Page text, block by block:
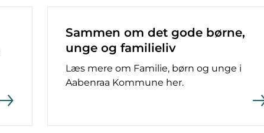
Sammen om det gode børne,
unge og familieliv
Læs mere om Familie, børn og unge i
Aabenraa Kommune her.